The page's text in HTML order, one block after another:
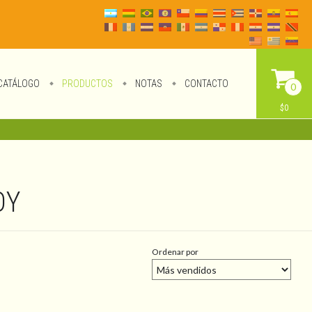
PRODUCTOS NOTAS CONTACTO 0
$0
Ordenar por